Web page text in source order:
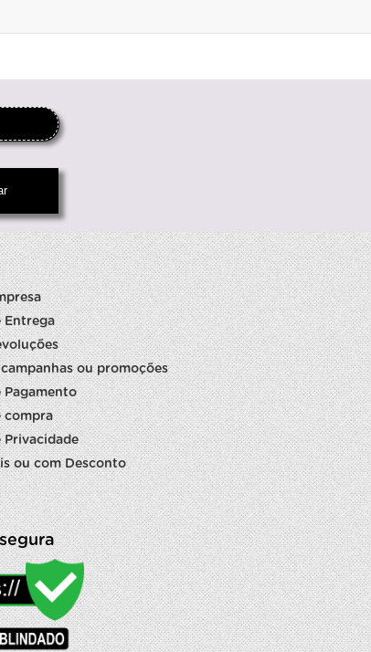
Entrega
ou promoções
Pagamento
compra
Privacidade
ou com Desconto